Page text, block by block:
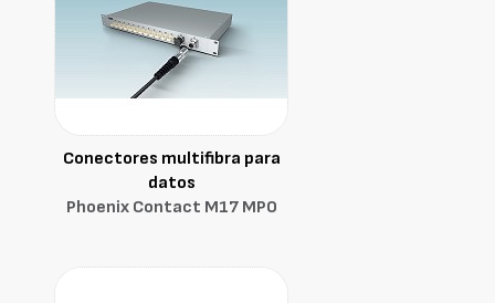
Conectores multifibra para
datos
Phoenix Contact M17 MPO